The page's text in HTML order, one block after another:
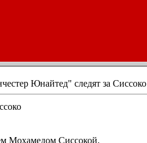
Юнайтед" следят за Сиссоко
Мохамедом Сиссокой.